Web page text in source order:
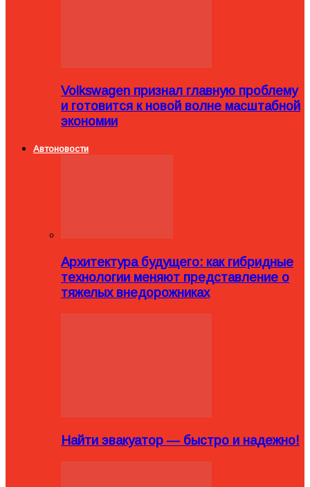
Volkswagen признал главную проблему
и готовится к новой волне масштабной
экономии
Автоновости
Архитектура будущего: как гибридные
технологии меняют представление о
тяжелых внедорожниках
Найти эвакуатор — быстро и надежно!